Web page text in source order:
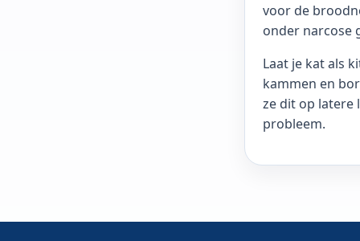
voor de
onder narcose
Laat je kat als
kammen en
ze dit op latere
probleem.